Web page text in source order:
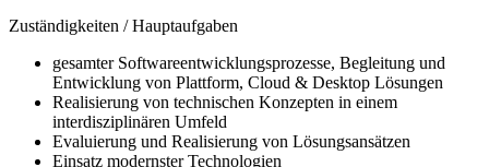
Zuständigkeiten / Hauptaufgaben
gesamter Softwareentwicklungsprozesse, Begleitung und
Entwicklung von Plattform, Cloud & Desktop Lösungen
Realisierung von technischen Konzepten in einem
interdisziplinären Umfeld
Evaluierung und Realisierung von Lösungsansätzen
Einsatz modernster Technologien